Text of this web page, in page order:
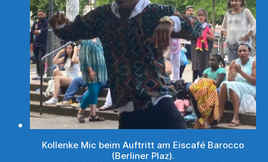
Kollenke Mic beim Auftritt am Eiscafé Barocco
(Berliner Plaz).